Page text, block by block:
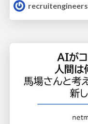
recruitengineers